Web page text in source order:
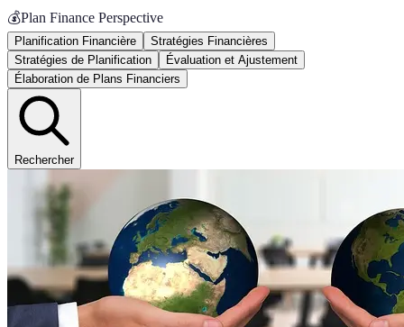
💰Plan Finance Perspective
Planification Financière
Stratégies Financières
Stratégies de Planification
Évaluation et Ajustement
Élaboration de Plans Financiers
Rechercher